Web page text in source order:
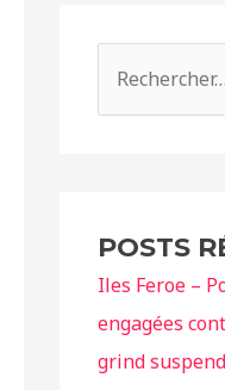
r
c
h
e
POSTS
Iles Feroe –
engagées
grind